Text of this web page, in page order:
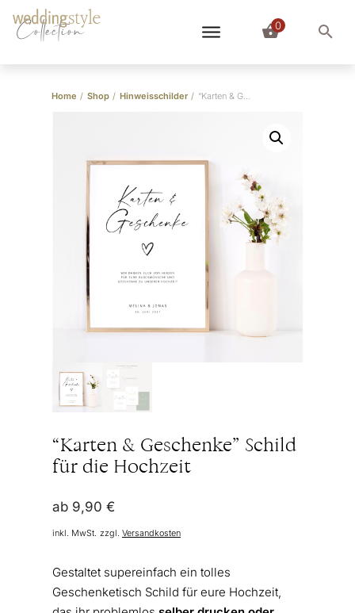
Collection 0
Home / Shop / Hinweisschilder / “Karten & Geschenke” Schild für die Hochzeit
“Karten & Geschenke” Schild
für die Hochzeit
ab 9,90 €
inkl. MwSt. zzgl. Versandkosten
Gestaltet supereinfach ein tolles
Geschenketisch Schild für eure Hochzeit,